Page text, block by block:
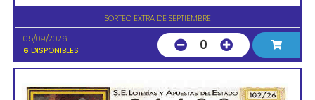
SORTEO EXTRA DE SEPTIEMBRE
05/09/2026
6 DISPONIBLES 0